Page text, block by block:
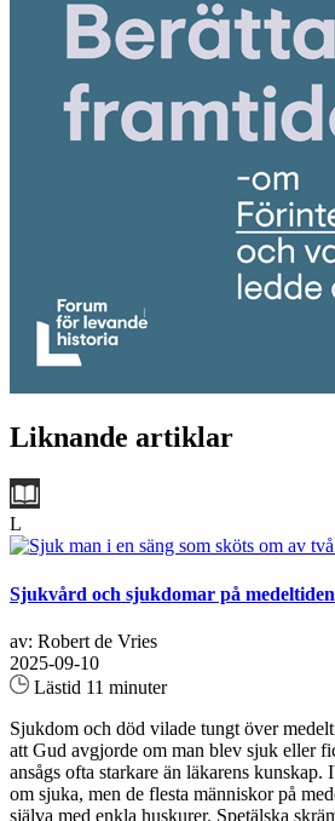
Liknande artiklar
L
Sjukvård och sjukdomar på medeltiden
av: Robert de Vries
2025-09-10
Lästid 11 minuter
Sjukdom och död vilade tungt över
att Gud avgjorde om man blev sjuk eller
ansågs ofta starkare än läkarens kunskap.
om sjuka, men de flesta människor på
själva med enkla huskurer. Spetälska